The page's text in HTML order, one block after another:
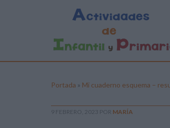
Portada » Mi cuaderno esquema –
9 FEBRERO, 2023 POR MARÍA